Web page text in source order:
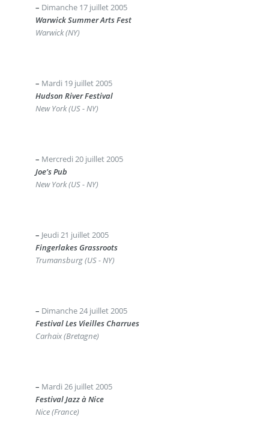
– Dimanche 17 juillet 2005
Warwick Summer Arts Fest
Warwick (NY)
– Mardi 19 juillet 2005
Hudson River Festival
New York (US - NY)
– Mercredi 20 juillet 2005
Joe’s Pub
New York (US - NY)
– Jeudi 21 juillet 2005
Fingerlakes Grassroots
Trumansburg (US - NY)
– Dimanche 24 juillet 2005
Festival Les Vieilles Charrues
Carhaix (Bretagne)
– Mardi 26 juillet 2005
Festival Jazz à Nice
Nice (France)